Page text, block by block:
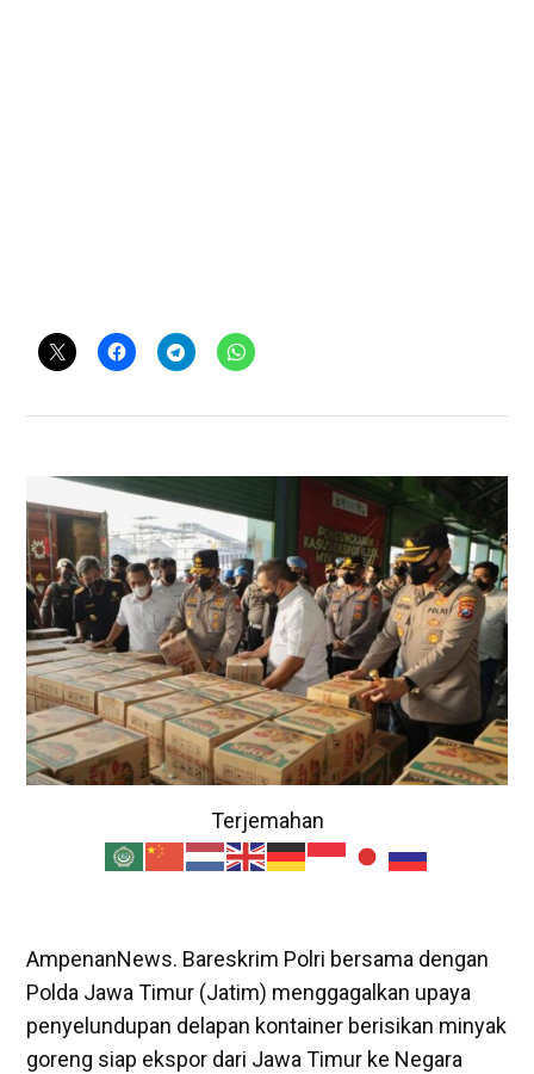
Terjemahan
AmpenanNews. Bareskrim Polri bersama dengan
Polda Jawa Timur (Jatim) menggagalkan upaya
penyelundupan delapan kontainer berisikan minyak
goreng siap ekspor dari Jawa Timur ke Negara